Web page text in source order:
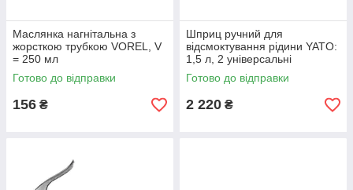
Маслянка нагнітальна з
жорсткою трубкою VOREL, V
= 250 мл
Готово до відправки
156 ₴
Шприц ручний для
відсмоктування рідини YATO:
1,5 л, 2 універсальні
адаптери
Готово до відправки
2 220 ₴